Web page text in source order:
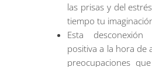
las prisas y del
tiempo tu
Esta desconexión
positiva a la hora de
preocupaciones